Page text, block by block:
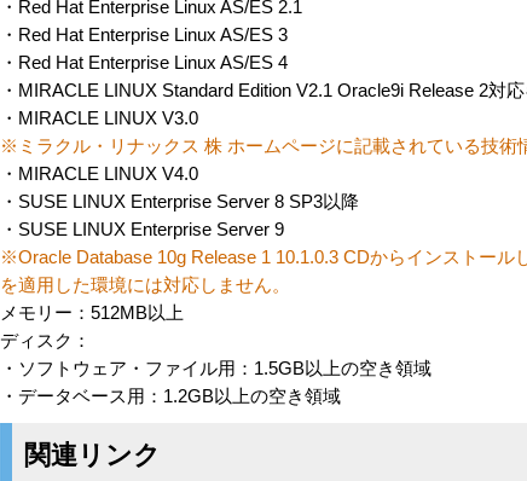
・Red Hat Enterprise Linux AS/ES 2.1
・Red Hat Enterprise Linux AS/ES 3
・Red Hat Enterprise Linux AS/ES 4
・MIRACLE LINUX Standard Edition V2.1 Oracle9i Release 2対
・MIRACLE LINUX V3.0
※ミラクル・リナックス 株 ホームページに記載されている技術
・MIRACLE LINUX V4.0
・SUSE LINUX Enterprise Server 8 SP3以降
・SUSE LINUX Enterprise Server 9
※Oracle Database 10g Release 1 10.1.0.3 CDからインストー
を適用した環境には対応しません。
メモリー：512MB以上
ディスク：
・ソフトウェア・ファイル用：1.5GB以上の空き領域
・データベース用：1.2GB以上の空き領域
関連リンク